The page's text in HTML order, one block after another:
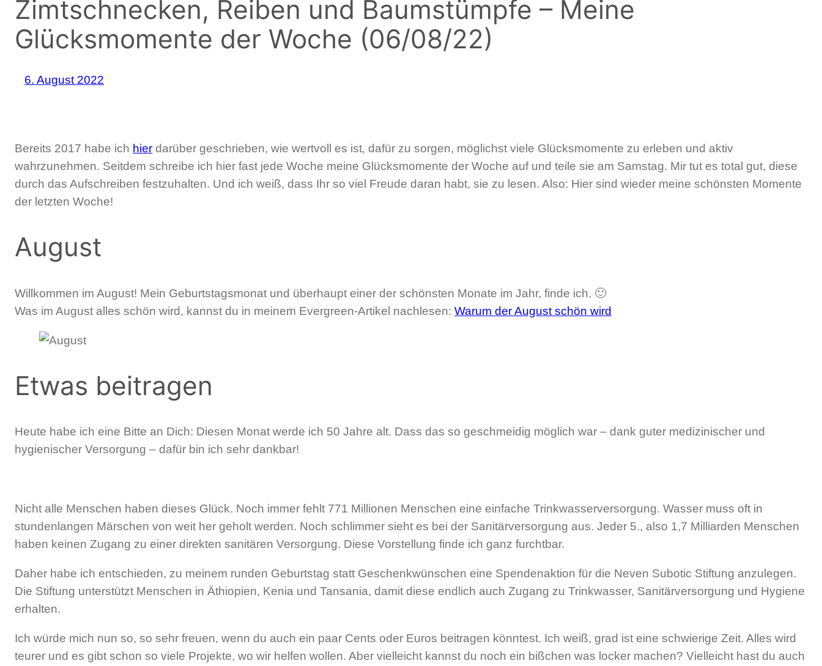
Zimtschnecken, Reiben und Baumstümpfe – Meine
Glücksmomente der Woche (06/08/22)
6. August 2022
Bereits 2017 habe ich hier darüber geschrieben, wie wertvoll es ist, dafür zu sorgen, möglichst viele Glücksmomente zu erleben und aktiv
wahrzunehmen. Seitdem schreibe ich hier fast jede Woche meine Glücksmomente der Woche auf und teile sie am Samstag. Mir tut es total gut, diese
durch das Aufschreiben festzuhalten. Und ich weiß, dass Ihr so viel Freude daran habt, sie zu lesen. Also: Hier sind wieder meine schönsten Momente
der letzten Woche!
August
Willkommen im August! Mein Geburtstagsmonat und überhaupt einer der schönsten Monate im Jahr, finde ich. 🙂
Was im August alles schön wird, kannst du in meinem Evergreen-Artikel nachlesen: Warum der August schön wird
Etwas beitragen
Heute habe ich eine Bitte an Dich: Diesen Monat werde ich 50 Jahre alt. Dass das so geschmeidig möglich war – dank guter medizinischer und
hygienischer Versorgung – dafür bin ich sehr dankbar!
Nicht alle Menschen haben dieses Glück. Noch immer fehlt 771 Millionen Menschen eine einfache Trinkwasserversorgung. Wasser muss oft in
stundenlangen Märschen von weit her geholt werden. Noch schlimmer sieht es bei der Sanitärversorgung aus. Jeder 5., also 1,7 Milliarden Menschen
haben keinen Zugang zu einer direkten sanitären Versorgung. Diese Vorstellung finde ich ganz furchtbar.
Daher habe ich entschieden, zu meinem runden Geburtstag statt Geschenkwünschen eine Spendenaktion für die Neven Subotic Stiftung anzulegen.
Die Stiftung unterstützt Menschen in Äthiopien, Kenia und Tansania, damit diese endlich auch Zugang zu Trinkwasser, Sanitärversorgung und Hygiene
erhalten.
Ich würde mich nun so, so sehr freuen, wenn du auch ein paar Cents oder Euros beitragen könntest. Ich weiß, grad ist eine schwierige Zeit. Alles wird
teurer und es gibt schon so viele Projekte, wo wir helfen wollen. Aber vielleicht kannst du noch ein bißchen was locker machen? Vielleicht hast du auch